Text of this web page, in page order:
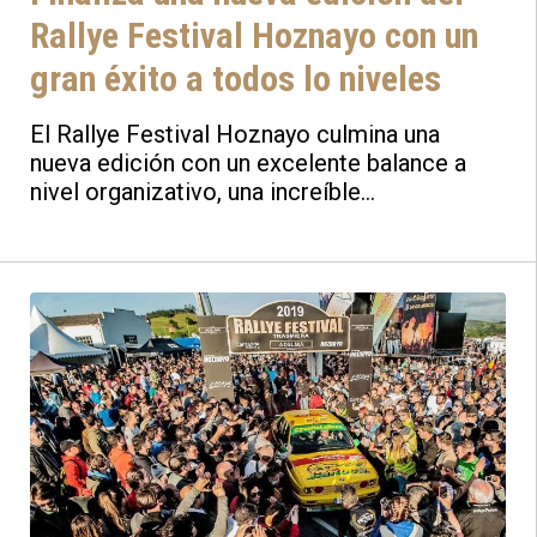
Rallye Festival Hoznayo con un
gran éxito a todos lo niveles
El Rallye Festival Hoznayo culmina una
nueva edición con un excelente balance a
nivel organizativo, una increíble
discurrido el evento de referencia
automovilístico de Cantabria.